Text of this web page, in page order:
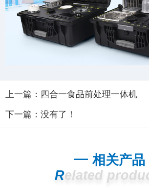
上一篇： 四合一食品前处理一体机
下一篇：没有了！
相关产品
Related